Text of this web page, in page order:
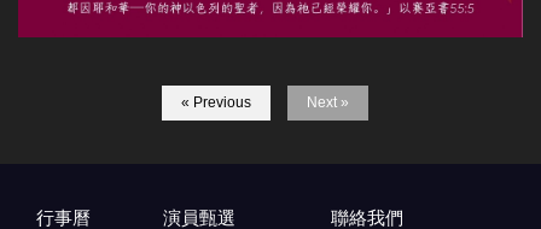
« Previous Next »
行事曆
演員甄選
聯絡我們